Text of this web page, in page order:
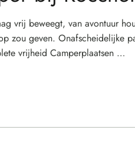
vrij beweegt, van avontuur
zou geven. Onafscheidelijke
vrijheid Camperplaatsen …